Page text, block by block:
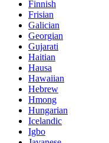
Finnish
Frisian
Galician
Georgian
Gujarati
Haitian
Hausa
Hawaiian
Hebrew
Hmong
Hungarian
Icelandic
Igbo